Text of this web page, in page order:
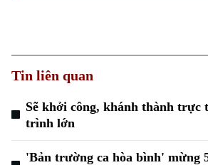
Tin liên quan
Sẽ khởi công, khánh thành trực
trình lớn
'Bản trường ca hòa bình' mừng